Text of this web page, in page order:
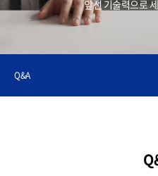
앞선 기술력으로
Q&A